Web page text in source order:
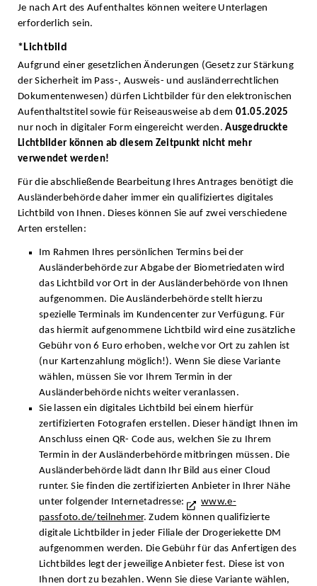
Je nach Art des Aufenthaltes können weitere Unterlagen
erforderlich sein.
*Lichtbild
Aufgrund einer gesetzlichen Änderungen (Gesetz zur Stärkung
der Sicherheit im Pass-, Ausweis- und ausländerrechtlichen
Dokumentenwesen) dürfen Lichtbilder für den elektronischen
Aufenthaltstitel sowie für Reiseausweise ab dem 01.05.2025
nur noch in digitaler Form eingereicht werden.Ausgedruckte
Lichtbilder können ab diesem Zeitpunkt nicht mehr
verwendet werden!
Für die abschließende Bearbeitung Ihres Antrages benötigt die
Ausländerbehörde daher immer ein qualifiziertes digitales
Lichtbild von Ihnen. Dieses können Sie auf zwei verschiedene
Arten erstellen:
Im Rahmen Ihres persönlichen Termins bei der
Ausländerbehörde zur Abgabe der Biometriedaten wird
das Lichtbild vor Ort in der Ausländerbehörde von Ihnen
aufgenommen. Die Ausländerbehörde stellt hierzu
spezielle Terminals im Kundencenter zur Verfügung. Für
das hiermit aufgenommene Lichtbild wird eine zusätzliche
Gebühr von 6 Euro erhoben, welche vor Ort zu zahlen ist
(nur Kartenzahlung möglich!). Wenn Sie diese Variante
wählen, müssen Sie vor Ihrem Termin in der
Ausländerbehörde nichts weiter veranlassen.
Sie lassen ein digitales Lichtbild bei einem hierfür
zertifizierten Fotografen erstellen. Dieser händigt Ihnen im
Anschluss einen QR- Code aus, welchen Sie zu Ihrem
Termin in der Ausländerbehörde mitbringen müssen. Die
Ausländerbehörde lädt dann Ihr Bild aus einer Cloud
runter. Sie finden die zertifizierten Anbieter in Ihrer Nähe
unter folgender Internetadresse:
www.e-
passfoto.de/teilnehmer. Zudem können qualifizierte
digitale Lichtbilder in jeder Filiale der Drogeriekette DM
aufgenommen werden. Die Gebühr für das Anfertigen des
Lichtbildes legt der jeweilige Anbieter fest. Diese ist von
Ihnen dort zu bezahlen. Wenn Sie diese Variante wählen,